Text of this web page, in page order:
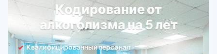
Кодирование от
алкоголизма на 5 лет
Квалифицированный персонал